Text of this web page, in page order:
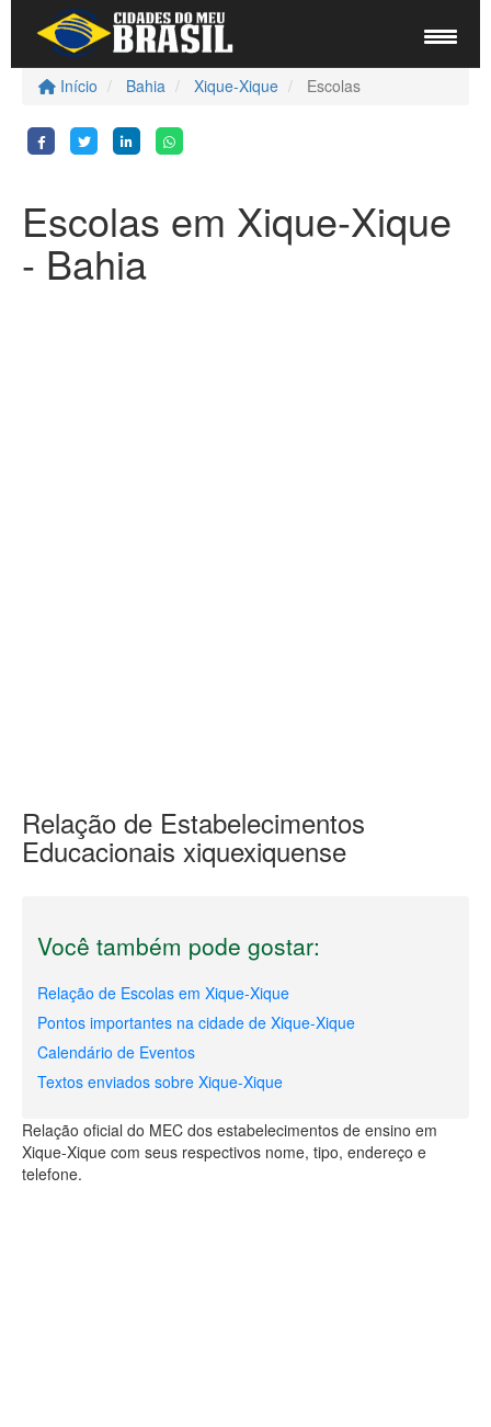
Início Bahia Xique-Xique Escolas
Escolas em Xique-Xique
- Bahia
Relação de Estabelecimentos
Educacionais xiquexiquense
Você também pode gostar:
Relação de Escolas em Xique-Xique
Pontos importantes na cidade de Xique-Xique
Calendário de Eventos
Textos enviados sobre Xique-Xique
Relação oficial do MEC dos estabelecimentos de ensino em
Xique-Xique com seus respectivos nome, tipo, endereço e
telefone.